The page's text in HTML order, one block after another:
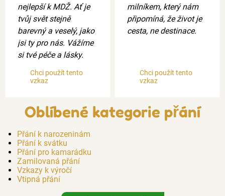
nejlepší k MDŽ. Ať je
tvůj svět stejně
barevný a veselý, jako
jsi ty pro nás. Vážíme
si tvé péče a lásky.
Chci použít tento
vzkaz
milníkem, který nám
připomíná, že život je
cesta, ne destinace.
Chci použít tento
vzkaz
Oblíbené kategorie přání
Přání k narozeninám
Přání k svátku
Přání pro kamarádku
Zamilovaná přání
Vzkazy k výročí
Vtipná přání